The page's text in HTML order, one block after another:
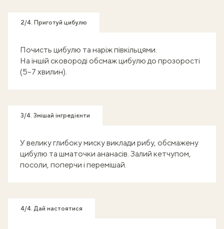
2/4. Приготуй цибулю
Почисть цибулю та наріж півкільцями.
На іншій сковороді обсмаж цибулю до прозорості
(5–7 хвилин).
3/4. Змішай інгредієнти
У велику глибоку миску виклади рибу, обсмажену
цибулю та шматочки ананасів. Залий кетчупом,
посоли, поперчи і перемішай.
4/4. Дай настоятися